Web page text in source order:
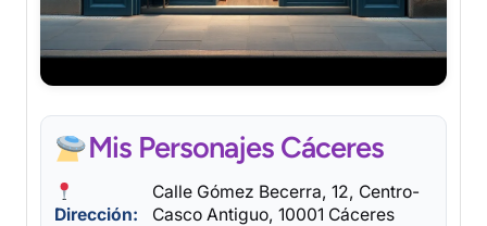
Mis Personajes Cáceres
Dirección:
Calle Gómez Becerra, 12, Centro-
Casco Antiguo, 10001 Cáceres